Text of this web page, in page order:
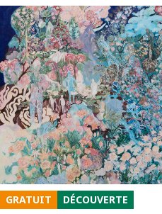
GRATUIT DÉCOUVERTE